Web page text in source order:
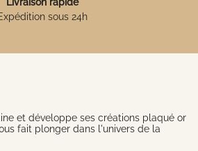
sous 24h
et développe ses créations plaqué or
fait plonger dans l'univers de la